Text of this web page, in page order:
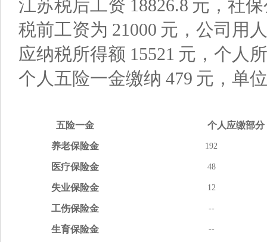
江苏税后工资 18826.8 元，社
税前工资为 21000 元，公司用
应纳税所得额 15521 元，个人
个人五险一金缴纳 479 元，单
五险一金 个人应缴部分
养老保险金 192
医疗保险金 48
失业保险金 12
工伤保险金 --
生育保险金 --